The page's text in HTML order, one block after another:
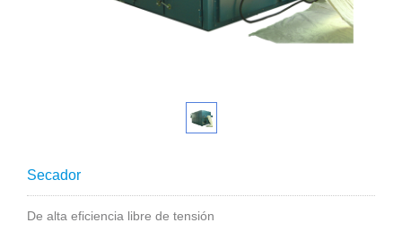
Secador
De alta eficiencia libre de tensión